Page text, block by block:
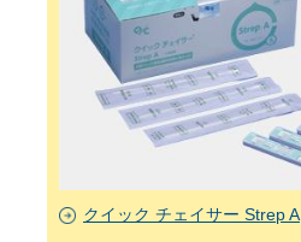
クイック チェイサー Strep A